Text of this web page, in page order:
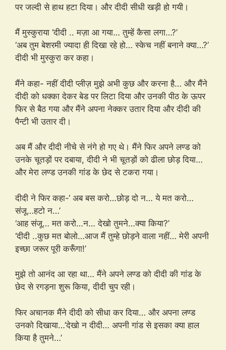
पर जल्दी से हाथ हटा दिया। और दीदी सीधी खड़ी हो गयी।
मैं मुस्कुराया ‘दीदी .. मज़ा आ गया… तुम्हें कैसा लगा…?’
‘अब तुम बेशरमी ज्यादा ही दिखा रहे हो… स्केच नहीं बनाने क्या…?’
दीदी भी मुस्कुरा कर कहा।
मैंने कहा- नहीं दीदी प्लीज़ मुझे अभी कुछ और करना है… और मैंने
दीदी को धक्का देकर बेड पर लिटा दिया और उनकी पीठ के ऊपर
फिर से बैठ गया और मैंने अपना नेक्कर उतार दिया और दीदी की
पैन्टी भी उतार दी।
अब मैं और दीदी नीचे से नंगे हो गए थे। मैंने फिर अपने लण्ड को
उनके चूतड़ों पर दबाया, दीदी ने भी चूतड़ों को ढीला छोड़ दिया…
और मेरा लण्ड उनकी गांड के छेद से टकरा गया।
दीदी ने फिर कहा-‘ अब बस करो…छोड़ दो न… ये मत करो…
संजू…हटो न…’
‘आह संजू… मत करो…न… देखो तुमने…क्या किया?’
‘दीदी ..कुछ मत बोलो…आज मैं तुम्हे छोड़ने वाला नहीं… मेरी अपनी
इच्छा जरूर पूरी करूँगा!’
मुझे तो आनंद आ रहा था… मैंने अपने लण्ड को दीदी की गांड के
छेद से रगड़ना शुरू किया, दीदी चुप रही।
फिर अचानक मैंने दीदी को सीधा कर दिया… और अपना लण्ड
उनको दिखाया…’देखो न दीदी… अपनी गांड से इसका क्या हाल
किया है तुमने…’